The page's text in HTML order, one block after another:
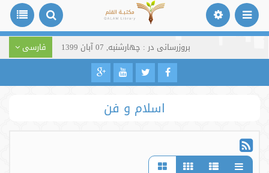
بروزرسانی در : چهارشنبه, 07 آبان 1399 فارسی
اسلام و فن